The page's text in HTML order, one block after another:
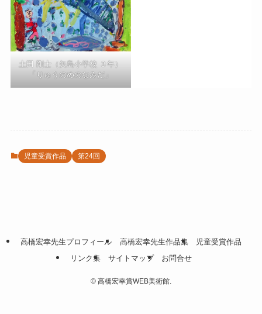
土田 剛士（矢島小学校 ３年）
「りゅうのめのなみだ」
児童受賞作品 第24回
高橋宏幸先生プロフィール 高橋宏幸先生作品集
児童受賞作品
リンク集
サイトマップ お問合せ
© 高橋宏幸賞WEB美術館.